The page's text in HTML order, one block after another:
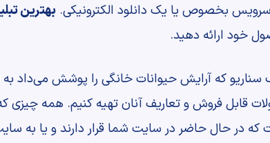
سرویس بخصوص یا یک دانلود الکترونیکی. بهترین
خود ارائه دهید.
سناریو که آرایش حیوانات خانگی را پوشش می‌داد
قابل فروش و تعاریف آنان تهیه کنیم. همه چیزی
که در حال حاضر در سایت شما قرار دارند و یا به